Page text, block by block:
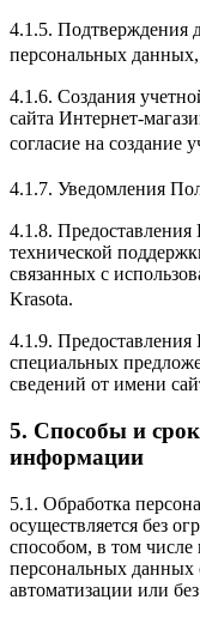
4.1.5. Подтверждения
персональных
4.1.6. Создания
сайта Интернет-
согласие на создание
4.1.7. Уведомления
4.1.8.
технической
связанных с
Krasota.
4.1.9. Предоставления
специальных
сведений от имени
5. Способы и
информации
5.1. Обработка
осуществляется без
способом, в том
персональных данных
автоматизации или